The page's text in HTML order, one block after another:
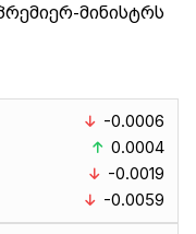
მინისტრს
-0.0006
0.0004
-0.0019
-0.0059